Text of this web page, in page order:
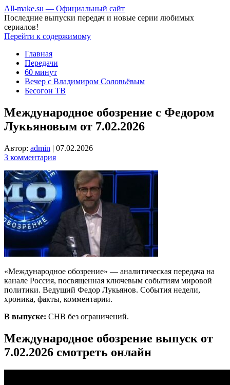
All-make.su — Официальный сайт
Последние выпуски передач и новые серии любимых
сериалов!
Перейти к содержимому
Главная
Передачи
60 минут
Вечер с Владимиром Соловьёвым
Бесогон ТВ
Международное обозрение с Федором
Лукьяновым от 7.02.2026
Автор: admin | 07.02.2026
3 комментария
«Международное обозрение» — аналитическая передача на
канале Россия, посвященная ключевым событиям мировой
политики. Ведущий Федор Лукьянов. События недели,
хроника, факты, комментарии.
В выпуске: СНВ без ограничений.
Международное обозрение выпуск от
7.02.2026 смотреть онлайн